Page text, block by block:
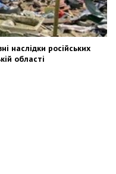
наслідки російських
області